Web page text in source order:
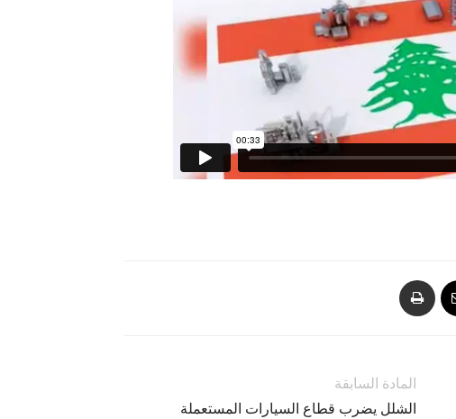
المادة السابقة
الشلل يضرب قطاع السيارات المستعملة